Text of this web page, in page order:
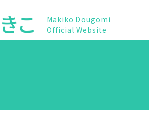
こ
Makiko Dougomi
Official Website